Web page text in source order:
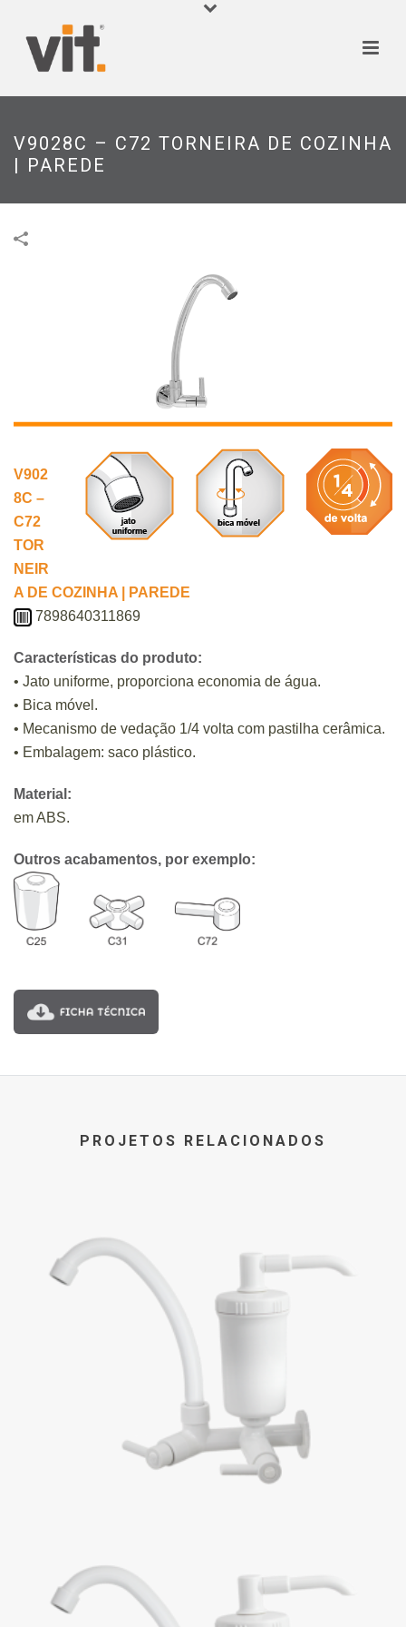
V9028C – C72 TORNEIRA DE COZINHA
| PAREDE
V902
8C –
C72
TOR
NEIR
A DE COZINHA | PAREDE
7898640311869
Características do produto:
• Jato uniforme, proporciona economia de água.
• Bica móvel.
• Mecanismo de vedação 1/4 volta com pastilha cerâmica.
• Embalagem: saco plástico.
Material:
em ABS.
Outros acabamentos, por exemplo:
PROJETOS RELACIONADOS